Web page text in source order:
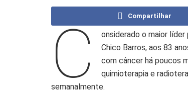
Compartilhar
C
onsiderado o maior
Chico Barros, aos 83
com câncer há poucos
quimioterapia e
semanalmente.